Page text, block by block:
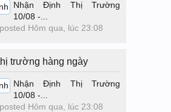
Nhận Định Thị Trường
10/08 -...
posted Hôm qua, lúc 23:08
trường hàng ngày
Nhận Định Thị Trường
10/08 -...
posted Hôm qua, lúc 23:08